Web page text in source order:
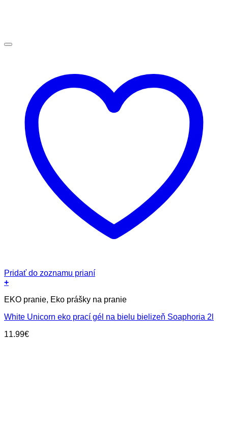
Pridať do zoznamu prianí
+
EKO pranie, Eko prášky na pranie
White Unicorn eko prací gél na bielu bielizeň Soaphoria 2l
11.99€